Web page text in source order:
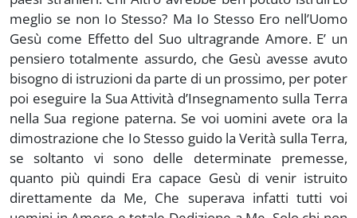
meglio se non Io Stesso? Ma Io Stesso Ero nell’Uomo
Gesù come Effetto del Suo ultragrande Amore. E’ un
pensiero totalmente assurdo, che Gesù avesse avuto
bisogno di istruzioni da parte di un prossimo, per poter
poi eseguire la Sua Attività d’Insegnamento sulla Terra
nella Sua regione paterna. Se voi uomini avete ora la
dimostrazione che Io Stesso guido la Verità sulla Terra,
se soltanto vi sono delle determinate premesse,
quanto più quindi Era capace Gesù di venir istruito
direttamente da Me, Che superava infatti tutti voi